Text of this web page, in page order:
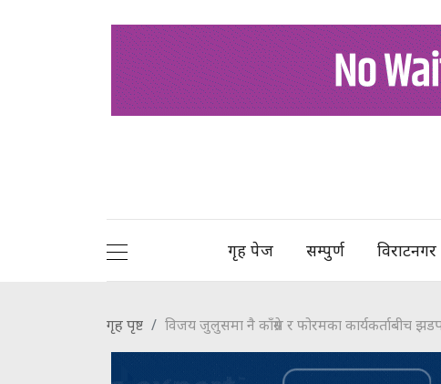
गृह पेज सम्पुर्ण विराटनगर
गृह पृष्ट विजय जुलुसमा नै काँग्रेस र फोरमका कार्यकर्ताबीच